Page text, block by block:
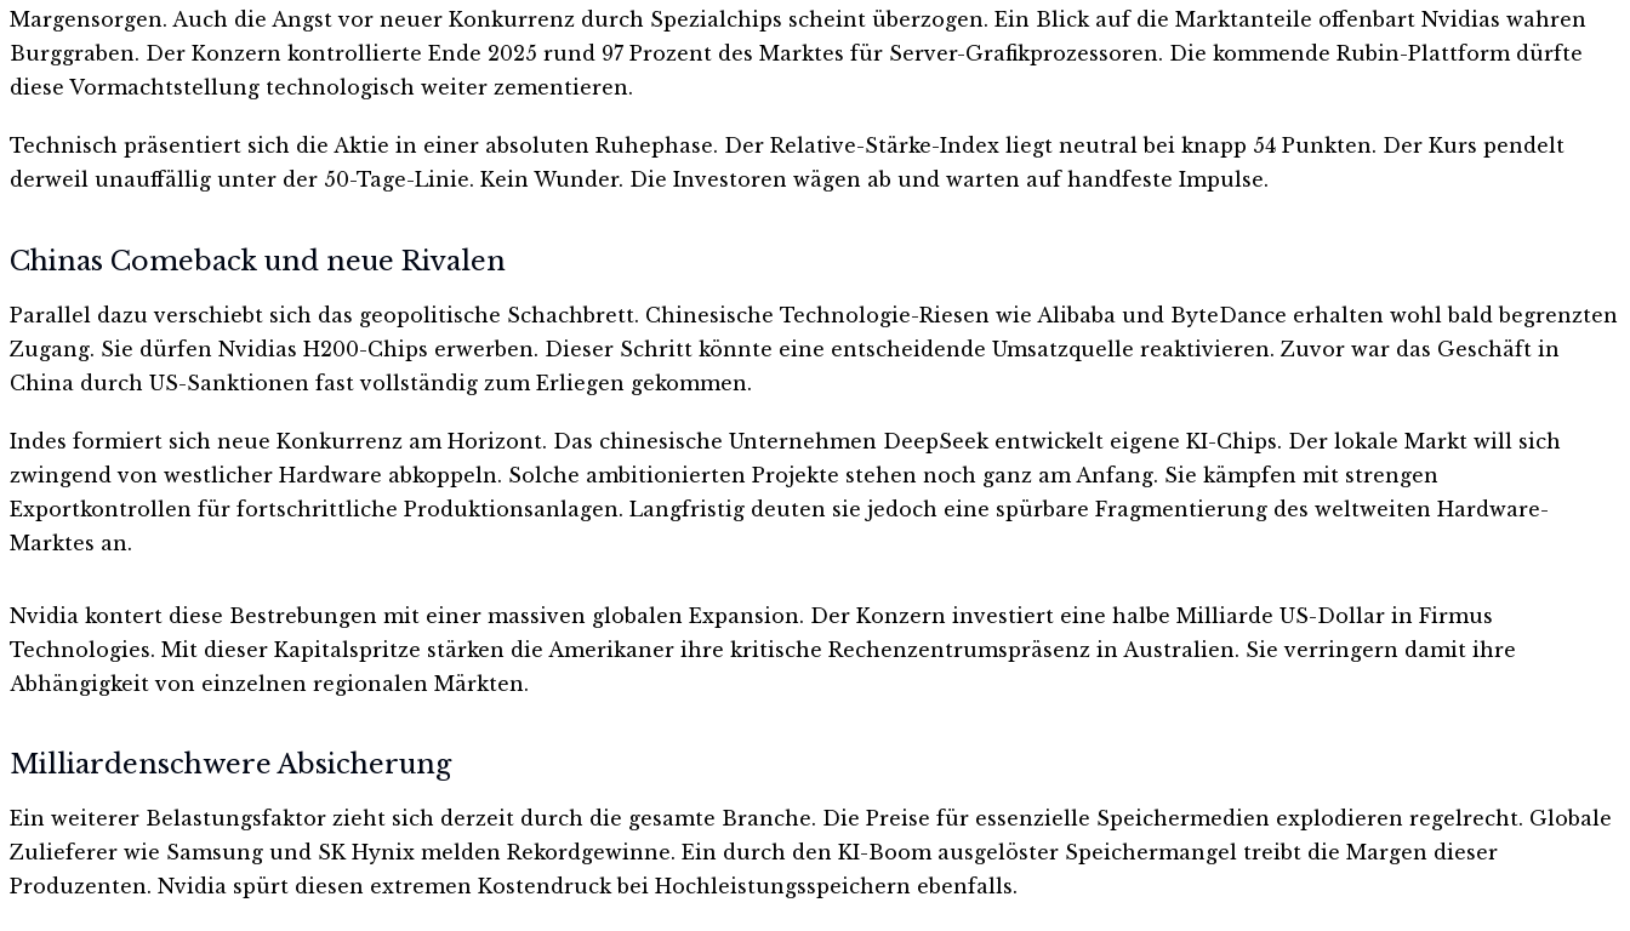
Margensorgen. Auch die Angst vor neuer Konkurrenz durch Spezialchips scheint überzogen. Ein Blick auf die Marktanteile offenbart Nvidias wahren
Burggraben. Der Konzern kontrollierte Ende 2025 rund 97 Prozent des Marktes für Server-Grafikprozessoren. Die kommende Rubin-Plattform dürfte
diese Vormachtstellung technologisch weiter zementieren.
Technisch präsentiert sich die Aktie in einer absoluten Ruhephase. Der Relative-Stärke-Index liegt neutral bei knapp 54 Punkten. Der Kurs pendelt
derweil unauffällig unter der 50-Tage-Linie. Kein Wunder. Die Investoren wägen ab und warten auf handfeste Impulse.
Chinas Comeback und neue Rivalen
Parallel dazu verschiebt sich das geopolitische Schachbrett. Chinesische Technologie-Riesen wie Alibaba und ByteDance erhalten wohl bald begrenzten
Zugang. Sie dürfen Nvidias H200-Chips erwerben. Dieser Schritt könnte eine entscheidende Umsatzquelle reaktivieren. Zuvor war das Geschäft in
China durch US-Sanktionen fast vollständig zum Erliegen gekommen.
Indes formiert sich neue Konkurrenz am Horizont. Das chinesische Unternehmen DeepSeek entwickelt eigene KI-Chips. Der lokale Markt will sich
zwingend von westlicher Hardware abkoppeln. Solche ambitionierten Projekte stehen noch ganz am Anfang. Sie kämpfen mit strengen
Exportkontrollen für fortschrittliche Produktionsanlagen. Langfristig deuten sie jedoch eine spürbare Fragmentierung des weltweiten Hardware-
Marktes an.
Nvidia kontert diese Bestrebungen mit einer massiven globalen Expansion. Der Konzern investiert eine halbe Milliarde US-Dollar in Firmus
Technologies. Mit dieser Kapitalspritze stärken die Amerikaner ihre kritische Rechenzentrumspräsenz in Australien. Sie verringern damit ihre
Abhängigkeit von einzelnen regionalen Märkten.
Milliardenschwere Absicherung
Ein weiterer Belastungsfaktor zieht sich derzeit durch die gesamte Branche. Die Preise für essenzielle Speichermedien explodieren regelrecht. Globale
Zulieferer wie Samsung und SK Hynix melden Rekordgewinne. Ein durch den KI-Boom ausgelöster Speichermangel treibt die Margen dieser
Produzenten. Nvidia spürt diesen extremen Kostendruck bei Hochleistungsspeichern ebenfalls.